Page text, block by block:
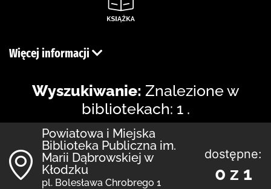
Więcej informacji
Wyszukiwanie: Znalezione w
bibliotekach: 1 .
Powiatowa i Miejska
Biblioteka Publiczna im.
Marii Dąbrowskiej w
Kłodzku
pl. Bolesława Chrobrego 1
dostępne:
0 z 1